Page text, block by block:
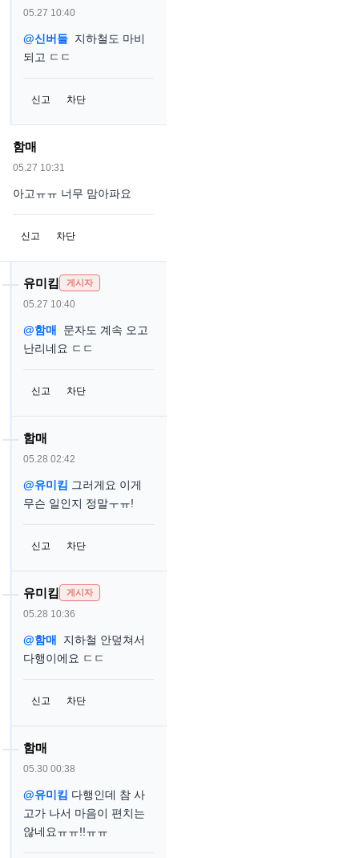
05.27 10:40
@신버들 지하철도 마비
되고 ㄷㄷ
신고 차단
함매
05.27 10:31
아고ㅠㅠ 너무 맘아파요
신고 차단
유미킴 게시자
05.27 10:40
@함매
문자도 계속 오고
난리네요 ㄷㄷ
신고 차단
함매
05.28 02:42
@유미킴 그러게요 이게
무슨 일인지 정말ㅜㅠ!
신고 차단
유미킴 게시자
05.28 10:36
@함매
지하철 안덮쳐서
다행이에요 ㄷㄷ
신고 차단
함매
05.30 00:38
@유미킴 다행인데 참 사
고가 나서 마음이 편치는
않네요ㅠㅠ!!ㅠㅠ